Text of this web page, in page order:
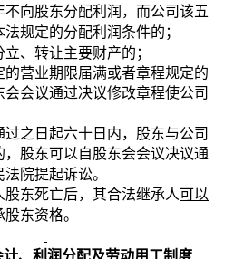
不向股东分配利润，而公司该五
规定的分配利润条件的；
立、转让主要财产的；
的营业期限届满或者章程规定的
会议通过决议修改章程使公司
过之日起六十日内，股东与公司
股东可以自股东会会议决议通
院提起诉讼。
东死亡后，其合法继承人可以
股东资格。
计、利润分配及劳动用工制度